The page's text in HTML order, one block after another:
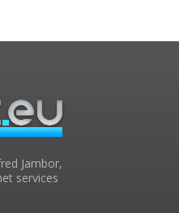
Jambor,
services